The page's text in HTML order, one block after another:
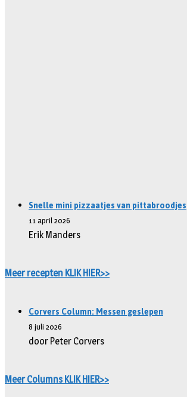
Snelle mini pizzaatjes van pittabroodjes
11 april 2026
Erik Manders
Meer recepten KLIK HIER>>
Corvers Column: Messen geslepen
8 juli 2026
door Peter Corvers
Meer Columns KLIK HIER>>